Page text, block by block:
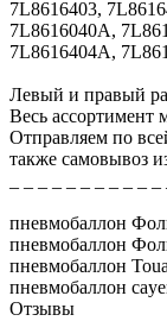
7L8616403,
7L8616040A,
7L8616404A,
Левый и правый
Весь ассортимент
Отправляем по
также самовывоз
пневмобаллон
пневмобаллон
пневмобаллон
пневмобаллон
Отзывы